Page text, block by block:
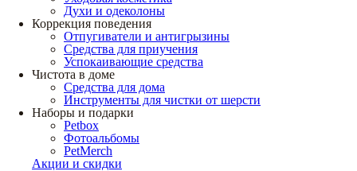
Духи и одеколоны
Коррекция поведения
Отпугиватели и антигрызины
Средства для приучения
Успокаивающие средства
Чистота в доме
Средства для дома
Инструменты для чистки от шерсти
Наборы и подарки
Petbox
Фотоальбомы
PetMerch
Акции и скидки